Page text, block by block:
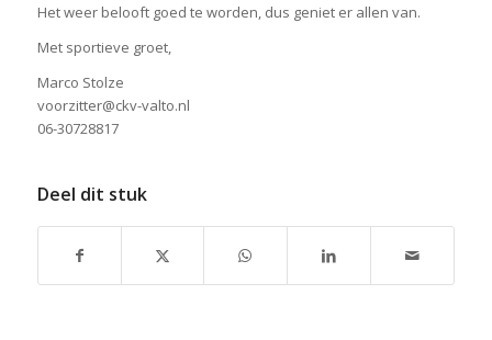
Het weer belooft goed te worden, dus geniet er allen van.
Met sportieve groet,
Marco Stolze
voorzitter@ckv-valto.nl
06-30728817
Deel dit stuk